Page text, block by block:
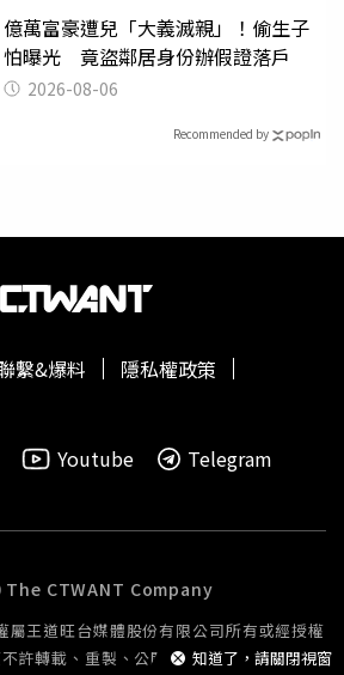
億萬富豪遭兒「大義滅親」！偷生子
怕曝光 竟盜鄰居身份辦假證落戶
2026-08-06
Recommended by
知道了，請關閉視窗
繫&爆料
隱私權政策
Youtube Telegram
CTWANT Company
屬王道旺台媒體股份有限公司所有或經授權
許轉載、重製、公開播送或公開傳輸。